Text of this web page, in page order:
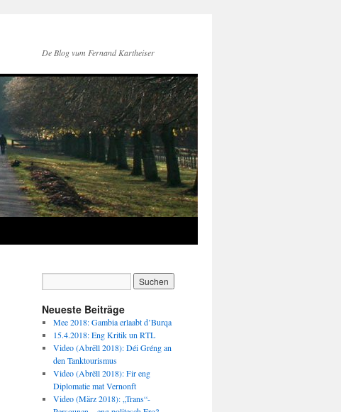
De Blog vum Fernand Kartheiser
Neueste Beiträge
Mee 2018: Gambia erlaabt d’Burqa
15.4.2018: Eng Kritik un RTL
Video (Abrëll 2018): Déi Gréng an
den Tanktourismus
Video (Abrëll 2018): Fir eng
Diplomatie mat Vernonft
Video (März 2018): „Trans“-